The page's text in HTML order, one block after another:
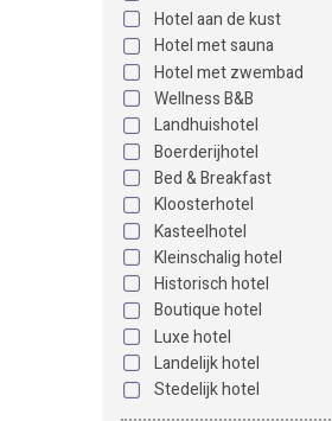
Hotel aan de kust
Hotel met sauna
Hotel met zwembad
Wellness B&B
Landhuishotel
Boerderijhotel
Bed & Breakfast
Kloosterhotel
Kasteelhotel
Kleinschalig hotel
Historisch hotel
Boutique hotel
Luxe hotel
Landelijk hotel
Stedelijk hotel